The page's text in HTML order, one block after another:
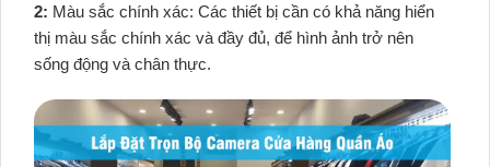
2: Màu sắc chính xác: Các thiết bị cần có khả năng hiển
thị màu sắc chính xác và đầy đủ, để hình ảnh trở nên
sống động và chân thực.